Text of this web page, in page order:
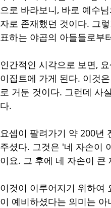
으로 바라보니, 바로 예수
자로 존재했던 것이다. 그
표하는 야곱의 아들들로부
인간적인 시각으로 보면,
이집트에 가게 된다. 이것
로 거둔 것이다. 그런데 사
다.
요셉이 팔려가기 약 200년
주셨다. 그것은 '네 자손이
이요. 그 후에 네 자손이 큰
이것이 이루어지기 위하여
이 예비하셨다는 의미는